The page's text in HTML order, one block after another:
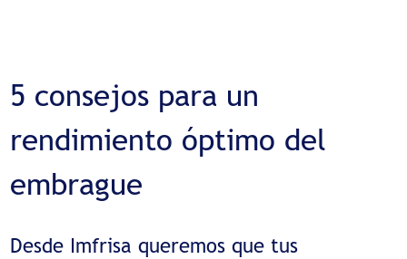
5 consejos para un
rendimiento óptimo del
embrague
Desde Imfrisa queremos que tus